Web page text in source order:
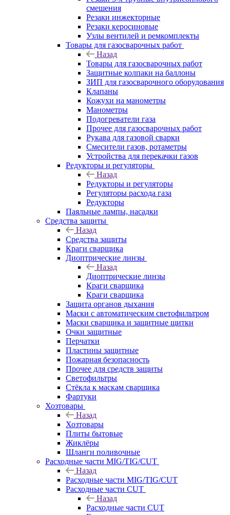
смешения
Резаки инжекторные
Резаки керосиновые
Узлы вентилей и ремкомплекты
Товары для газосварочных работ
Назад
Товары для газосварочных работ
Защитные колпаки на баллоны
ЗИП для газосварочного оборудования
Клапаны
Кожухи на манометры
Манометры
Подогреватели газа
Прочее для газосварочных работ
Рукава для газовой сварки
Смесители газов, ротаметры
Устройства для перекачки газов
Редукторы и регуляторы
Назад
Редукторы и регуляторы
Регуляторы расхода газа
Редукторы
Паяльные лампы, насадки
Средства защиты
Назад
Средства защиты
Краги сварщика
Диоптрические линзы
Назад
Диоптрические линзы
Краги сварщика
Краги сварщика
Защита органов дыхания
Маски с автоматическим светофильтром
Маски сварщика и защитные щитки
Очки защитные
Перчатки
Пластины защитные
Пожарная безопасность
Прочее для средств защиты
Светофильтры
Стёкла к маскам сварщика
Фартуки
Хозтовары
Назад
Хозтовары
Плиты бытовые
Жиклёры
Шланги поливочные
Расходные части MIG/TIG/CUT
Назад
Расходные части MIG/TIG/CUT
Расходные части CUT
Назад
Расходные части CUT